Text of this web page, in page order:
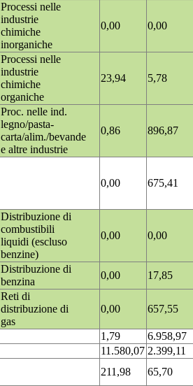
Processi nelle
industrie
chimiche
inorganiche
0,00 0,00
Processi nelle
industrie
chimiche
organiche
23,94 5,78
Proc. nelle ind.
legno/pasta-
carta/alim./bevande
e altre industrie
0,86 896,87
0,00 675,41
Distribuzione di
combustibili
liquidi (escluso
benzine)
0,00 0,00
Distribuzione di
benzina
0,00
17,85
Reti di
distribuzione di
gas
0,00 657,55
1,79
6.958,97
11.580,07 2.399,11
211,98
65,70